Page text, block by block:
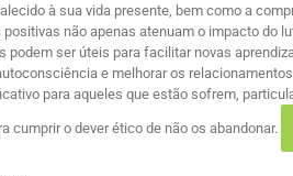
à sua vida presente, bem como a
não apenas atenuam o impacto do
podem ser úteis para facilitar novas
e melhorar os
para aqueles que estão sofrem,
cumprir o dever ético de não os abandonar.